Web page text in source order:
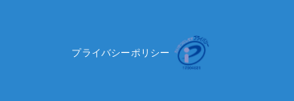
プライバシーポリシー